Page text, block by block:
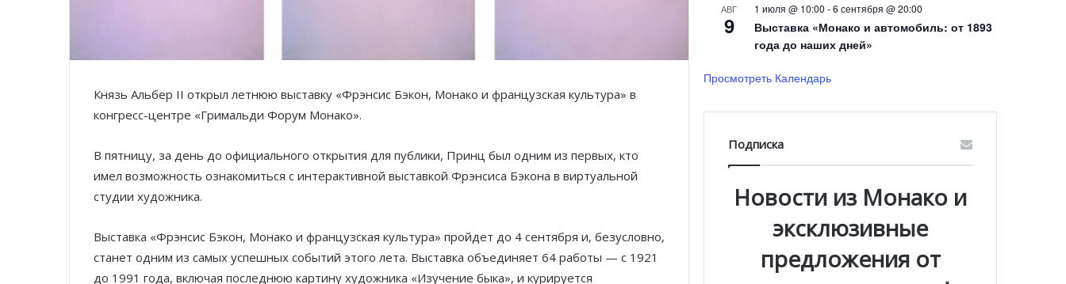
Князь Альбер II открыл летнюю выставку «Фрэнсис Бэкон, Монако и французская культура» в
конгресс-центре «Гримальди Форум Монако».
В пятницу, за день до официального открытия для публики, Принц был одним из первых, кто
имел возможность ознакомиться с интерактивной выставкой Фрэнсиса Бэкона в виртуальной
студии художника.
Выставка «Фрэнсис Бэкон, Монако и французская культура» пройдет до 4 сентября и, безусловно,
станет одним из самых успешных событий этого лета. Выставка объединяет 64 работы — с 1921
до 1991 года, включая последнюю картину художника «Изучение быка», и курируется
АВГ
9
1 июля @ 10:00 -6 сентября @ 20:00
Выставка «Монако и автомобиль: от 1893
года до наших дней»
Просмотреть Календарь
Подписка
Новости из Монако и
эксклюзивные
предложения от